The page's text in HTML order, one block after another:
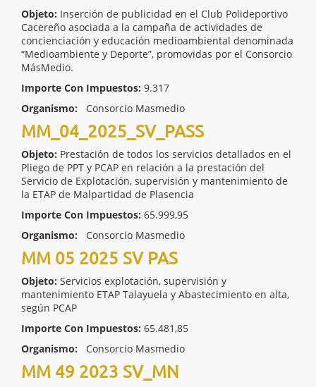
Objeto: Inserción de publicidad en el Club Polideportivo
Cacereño asociada a la campaña de actividades de
concienciación y educación medioambiental denominada
“Medioambiente y Deporte”, promovidas por el Consorcio
MásMedio.
Importe Con Impuestos: 9.317
Organismo:
Consorcio Masmedio
MM_04_2025_SV_PASS
Objeto: Prestación de todos los servicios detallados en el
Pliego de PPT y PCAP en relación a la prestación del
Servicio de Explotación, supervisión y mantenimiento de
la ETAP de Malpartidad de Plasencia
Importe Con Impuestos: 65.999,95
Organismo:
Consorcio Masmedio
MM 05 2025 SV PAS
Objeto: Servicios explotación, supervisión y
mantenimiento ETAP Talayuela y Abastecimiento en alta,
según PCAP
Importe Con Impuestos: 65.481,85
Organismo:
Consorcio Masmedio
MM 49 2023 SV_MN